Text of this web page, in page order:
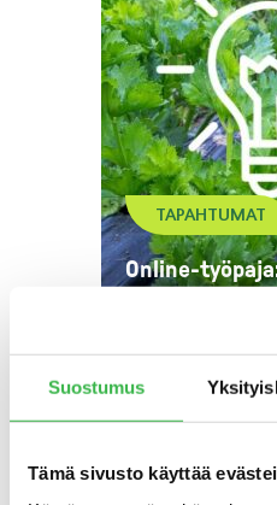
Suostumus
Tämä sivusto käyttää
TAPAHTUMAT
Online-